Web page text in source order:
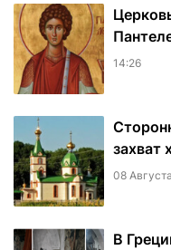
14:26
захват
08
В